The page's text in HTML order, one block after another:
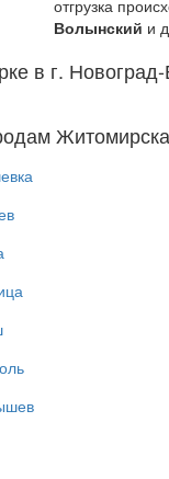
отгрузка
Волынский и
в г.